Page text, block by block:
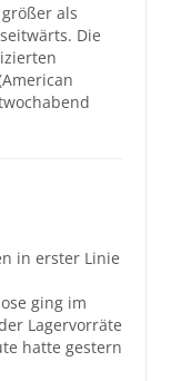
als
Die
in erster Linie
ging im
Lagervorräte
hatte gestern